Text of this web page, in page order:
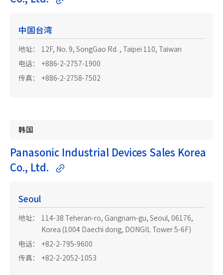
中国台湾
地址：
12F, No. 9, SongGao Rd. , Taipei 110, Taiwan
电话：
+886-2-2757-1900
传真：
+886-2-2758-7502
韩国
Panasonic Industrial Devices Sales Korea
Co., Ltd.
Seoul
地址：
114-38 Teheran-ro, Gangnam-gu, Seoul, 06176,
Korea (1004 Daechi dong, DONGIL Tower 5-6F)
电话：
+82-2-795-9600
传真：
+82-2-2052-1053